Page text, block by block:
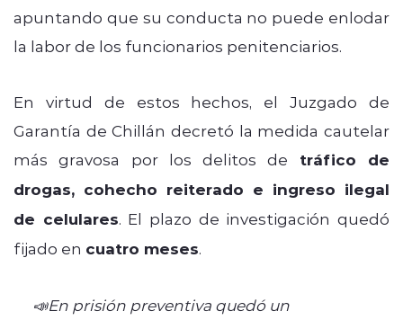
apuntando que su conducta no puede enlodar
la labor de los funcionarios penitenciarios.
En virtud de estos hechos, el Juzgado de
Garantía de Chillán decretó la medida cautelar
más gravosa por los delitos de tráfico de
drogas, cohecho reiterado e ingreso ilegal
de celulares. El plazo de investigación quedó
fijado en cuatro meses.
📣En prisión preventiva quedó un